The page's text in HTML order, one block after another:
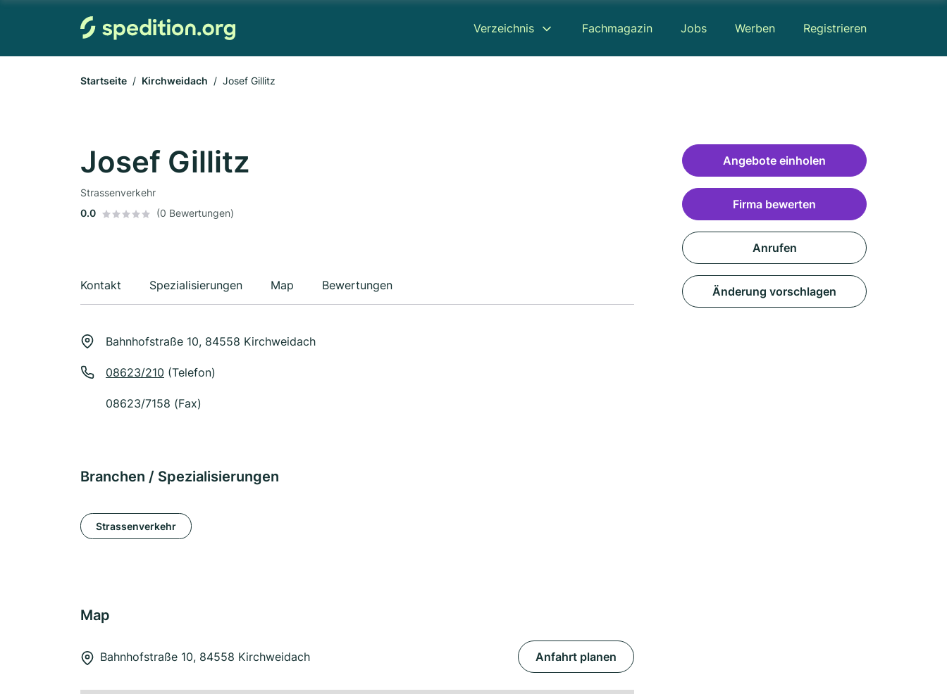
Verzeichnis Fachmagazin Jobs Werben Registrieren
Startseite Kirchweidach Josef Gillitz
Josef Gillitz
Strassenverkehr
0.0
(0 Bewertungen)
Kontakt Spezialisierungen Map Bewertungen
Bahnhofstraße 10, 84558 Kirchweidach
08623/210 (Telefon)
08623/7158 (Fax)
Branchen / Spezialisierungen
Strassenverkehr
Map
Bahnhofstraße 10, 84558 Kirchweidach Anfahrt planen
Angebote einholen
Firma bewerten
Anrufen
Änderung vorschlagen